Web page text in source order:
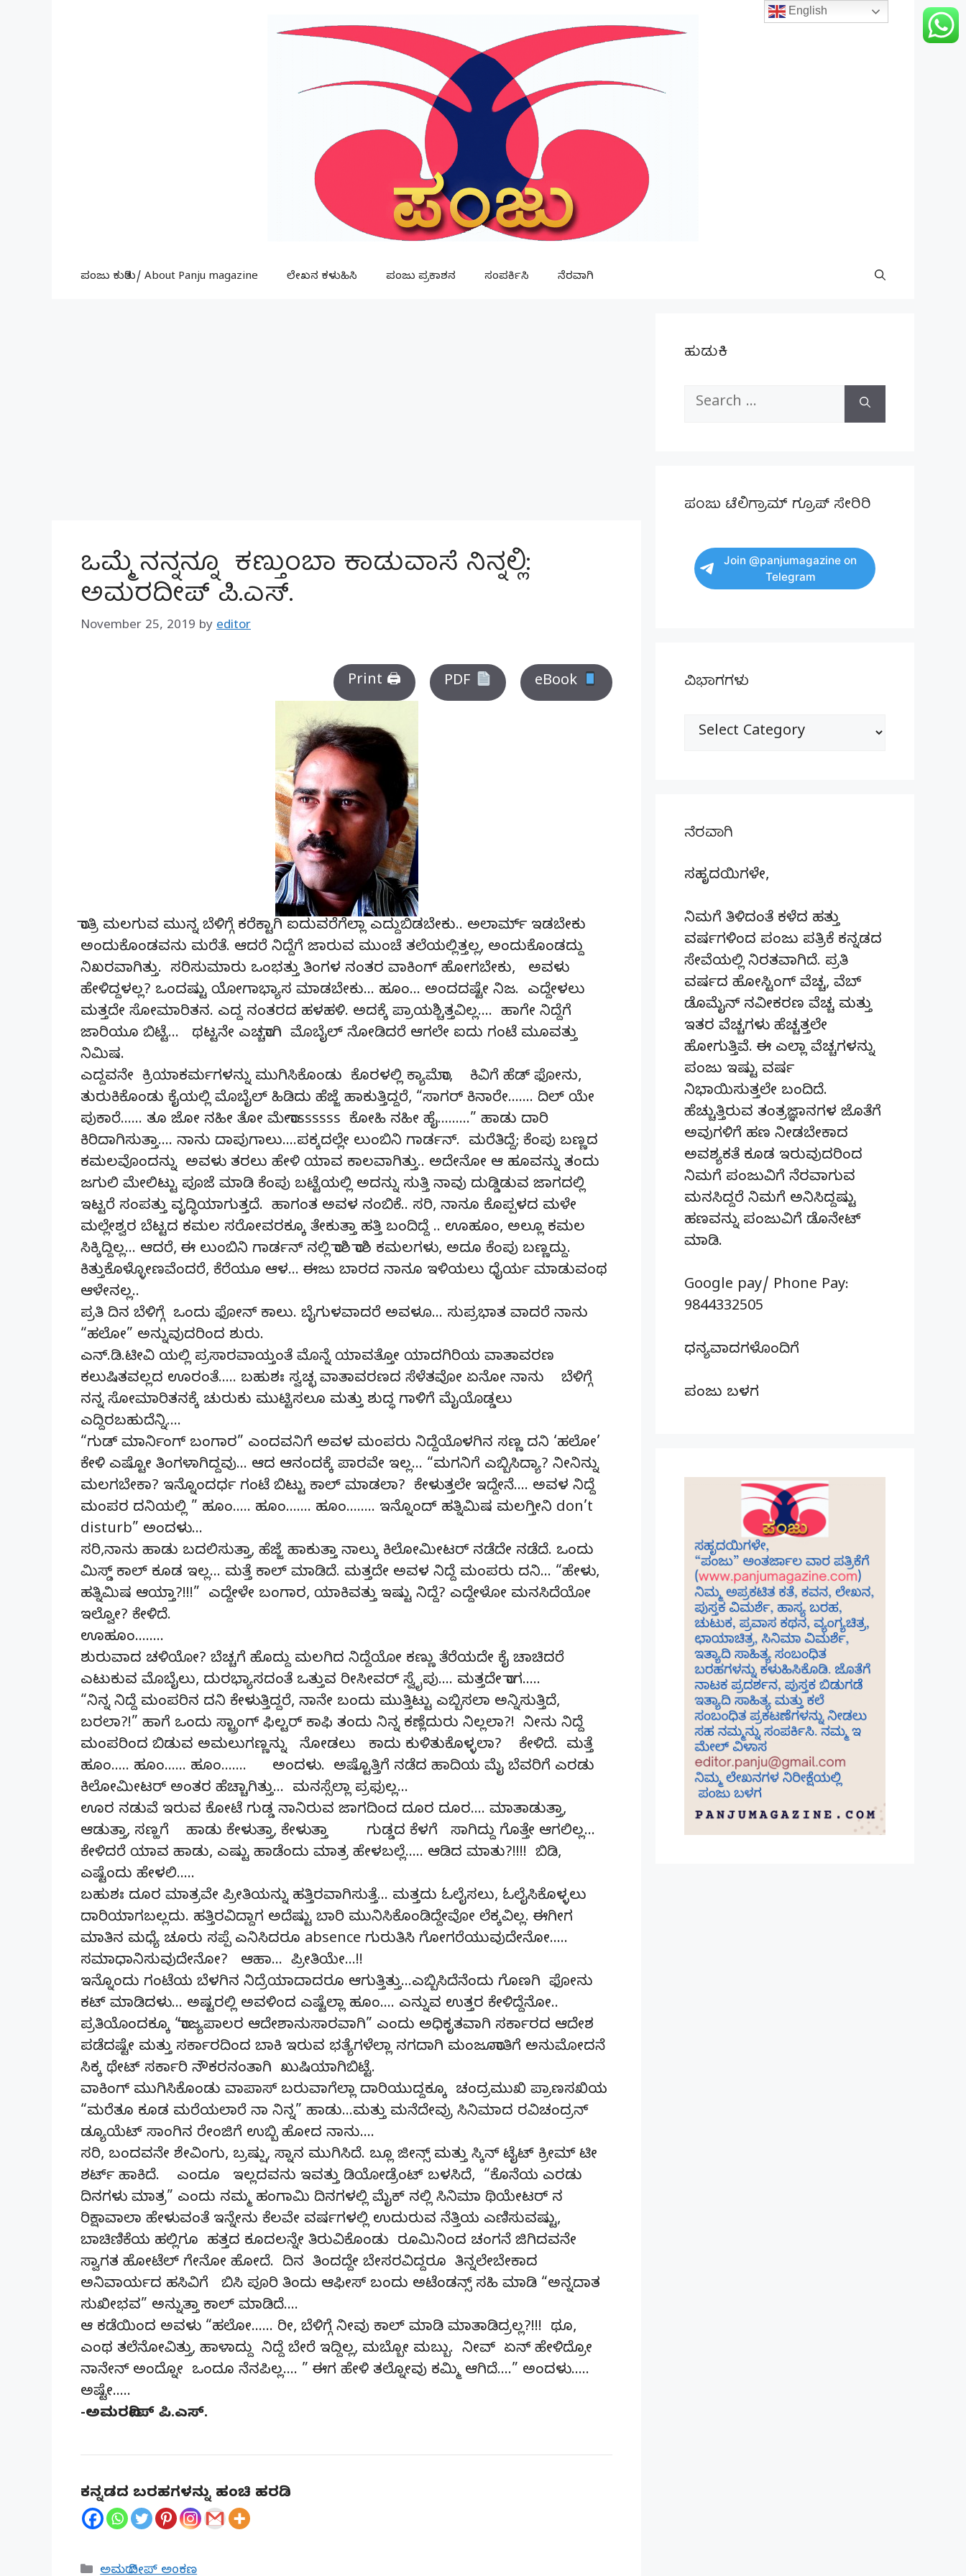
ಪಂಜು ಕುರಿತು/ About Panju magazine ಲೇಖನ ಕಳುಹಿಸಿ ಪಂಜು ಪ್ರಕಾಶನ ಸಂಪರ್ಕಿಸಿ ನೆರವಾಗಿ
ಒಮ್ಮೆ ನನ್ನನ್ನೂ ಕಣ್ತುಂಬಾ ಕಾಡುವಾಸೆ ನಿನ್ನಲ್ಲಿ:
ಅಮರದೀಪ್ ಪಿ.ಎಸ್.
November 25, 2019 by editor
Print 🖨 PDF eBook
ರಾತ್ರಿ ಮಲಗುವ ಮುನ್ನ ಬೆಳಿಗ್ಗೆ ಕರೆಕ್ಟಾಗಿ ಐದುವರೆಗೆಲ್ಲಾ ಎದ್ದುಬಿಡಬೇಕು.. ಅಲಾರ್ಮ್ ಇಡಬೇಕು
ಅಂದುಕೊಂಡವನು ಮರೆತೆ. ಆದರೆ ನಿದ್ದೆಗೆ ಜಾರುವ ಮುಂಚೆ ತಲೆಯಲ್ಲಿತ್ತಲ್ಲ, ಅಂದುಕೊಂಡದ್ದು
ನಿಖರವಾಗಿತ್ತು. ಸರಿಸುಮಾರು ಒಂಭತ್ತು ತಿಂಗಳ ನಂತರ ವಾಕಿಂಗ್ ಹೋಗಬೇಕು, ಅವಳು
ಹೇಳಿದ್ದಳಲ್ಲ? ಒಂದಷ್ಟು ಯೋಗಾಭ್ಯಾಸ ಮಾಡಬೇಕು… ಹೂಂ… ಅಂದದಷ್ಟೇ ನಿಜ. ಎದ್ದೇಳಲು
ಮತ್ತದೇ ಸೋಮಾರಿತನ. ಎದ್ದ ನಂತರದ ಹಳಹಳಿ. ಅದಕ್ಕೆ ಪ್ರಾಯಶ್ಚಿತ್ತವಿಲ್ಲ…. ಹಾಗೇ ನಿದ್ದೆಗೆ
ಜಾರಿಯೂ ಬಿಟ್ಟೆ… ಥಟ್ಟನೇ ಎಚ್ಚರಾಗಿ ಮೊಬೈಲ್ ನೋಡಿದರೆ ಆಗಲೇ ಐದು ಗಂಟೆ ಮೂವತ್ತು
ನಿಮಿಷ.
ಎದ್ದವನೇ ಕ್ರಿಯಾಕರ್ಮಗಳನ್ನು ಮುಗಿಸಿಕೊಂಡು ಕೊರಳಲ್ಲಿ ಕ್ಯಾಮೆರಾ, ಕಿವಿಗೆ ಹೆಡ್ ಫೋನು,
ತುರುಕಿಕೊಂಡು ಕೈಯಲ್ಲಿ ಮೊಬೈಲ್ ಹಿಡಿದು ಹೆಜ್ಜೆ ಹಾಕುತ್ತಿದ್ದರೆ, “ಸಾಗರ್ ಕಿನಾರೇ……. ದಿಲ್ ಯೇ
ಪುಕಾರೆ…… ತೂ ಜೋ ನಹೀ ತೋ ಮೇರಾssssss ಕೋಹಿ ನಹೀ ಹೈ………” ಹಾಡು ದಾರಿ
ಕಿರಿದಾಗಿಸುತ್ತಾ…. ನಾನು ದಾಪುಗಾಲು….ಪಕ್ಕದಲ್ಲೇ ಲುಂಬಿನಿ ಗಾರ್ಡನ್. ಮರೆತಿದ್ದೆ; ಕೆಂಪು ಬಣ್ಣದ
ಕಮಲವೊಂದನ್ನು ಅವಳು ತರಲು ಹೇಳಿ ಯಾವ ಕಾಲವಾಗಿತ್ತು.. ಅದೇನೋ ಆ ಹೂವನ್ನು ತಂದು
ಜಗುಲಿ ಮೇಲಿಟ್ಟು ಪೂಜೆ ಮಾಡಿ ಕೆಂಪು ಬಟ್ಟೆಯಲ್ಲಿ ಅದನ್ನು ಸುತ್ತಿ ನಾವು ದುಡ್ಡಿಡುವ ಜಾಗದಲ್ಲಿ
ಇಟ್ಟರೆ ಸಂಪತ್ತು ವೃದ್ಧಿಯಾಗುತ್ತದೆ. ಹಾಗಂತ ಅವಳ ನಂಬಿಕೆ.. ಸರಿ, ನಾನೂ ಕೊಪ್ಪಳದ ಮಳೇ
ಮಲ್ಲೇಶ್ವರ ಬೆಟ್ಟದ ಕಮಲ ಸರೋವರಕ್ಕೂ ತೇಕುತ್ತಾ ಹತ್ತಿ ಬಂದಿದ್ದೆ .. ಊಹೂಂ, ಅಲ್ಲೂ ಕಮಲ
ಸಿಕ್ಕಿದ್ದಿಲ್ಲ… ಆದರೆ, ಈ ಲುಂಬಿನಿ ಗಾರ್ಡನ್ ನಲ್ಲಿ ರಾಶಿ ರಾಶಿ ಕಮಲಗಳು, ಅದೂ ಕೆಂಪು ಬಣ್ಣದ್ದು.
ಕಿತ್ತುಕೊಳ್ಳೋಣವೆಂದರೆ, ಕೆರೆಯೂ ಆಳ… ಈಜು ಬಾರದ ನಾನೂ ಇಳಿಯಲು ಧೈರ್ಯ ಮಾಡುವಂಥ
ಆಳೇನಲ್ಲ..
ಪ್ರತಿ ದಿನ ಬೆಳಿಗ್ಗೆ ಒಂದು ಫೋನ್ ಕಾಲು. ಬೈಗುಳವಾದರೆ ಅವಳೂ… ಸುಪ್ರಭಾತ ವಾದರೆ ನಾನು
“ಹಲೋ” ಅನ್ನುವುದರಿಂದ ಶುರು.
ಎನ್.ಡಿ.ಟೀವಿ ಯಲ್ಲಿ ಪ್ರಸಾರವಾಯ್ತಂತೆ ಮೊನ್ನೆ ಯಾವತ್ತೋ ಯಾದಗಿರಿಯ ವಾತಾವರಣ
ಕಲುಷಿತವಲ್ಲದ ಊರಂತೆ….. ಬಹುಶಃ ಸ್ವಚ್ಛ ವಾತಾವರಣದ ಸೆಳೆತವೋ ಏನೋ ನಾನು ಬೆಳಿಗ್ಗೆ
ನನ್ನ ಸೋಮಾರಿತನಕ್ಕೆ ಚುರುಕು ಮುಟ್ಟಿಸಲೂ ಮತ್ತು ಶುದ್ಧ ಗಾಳಿಗೆ ಮೈಯೊಡ್ಡಲು
ಎದ್ದಿರಬಹುದೆನ್ನಿ….
“ಗುಡ್ ಮಾರ್ನಿಂಗ್ ಬಂಗಾರ” ಎಂದವನಿಗೆ ಅವಳ ಮಂಪರು ನಿದ್ದೆಯೊಳಗಿನ ಸಣ್ಣ ದನಿ ‘ಹಲೋ’
ಕೇಳಿ ಎಷ್ಟೋ ತಿಂಗಳಾಗಿದ್ದವು… ಆದ ಆನಂದಕ್ಕೆ ಪಾರವೇ ಇಲ್ಲ… “ಮಗನಿಗೆ ಎಬ್ಬಿಸಿದ್ಯಾ? ನೀನಿನ್ನು
ಮಲಗಬೇಕಾ? ಇನ್ನೊಂದರ್ಧ ಗಂಟೆ ಬಿಟ್ಟು ಕಾಲ್ ಮಾಡಲಾ? ಕೇಳುತ್ತಲೇ ಇದ್ದೇನೆ…. ಅವಳ ನಿದ್ದೆ
ಮಂಪರ ದನಿಯಲ್ಲಿ ” ಹೂಂ….. ಹೂಂ……. ಹೂಂ…….. ಇನ್ನೊಂದ್ ಹತ್ನಿಮಿಷ ಮಲಗ್ತೀನಿ don’t
disturb” ಅಂದಳು…
ಸರಿ,‌ನಾನು ಹಾಡು ಬದಲಿಸುತ್ತಾ, ಹೆಜ್ಜೆ ಹಾಕುತ್ತಾ ನಾಲ್ಕು ಕಿಲೋಮೀಟರ್ ನಡೆದೇ ನಡೆದೆ. ಒಂದು
ಮಿಸ್ಡ್ ಕಾಲ್ ಕೂಡ ಇಲ್ಲ… ಮತ್ತೆ ಕಾಲ್ ಮಾಡಿದೆ. ಮತ್ತದೇ ಅವಳ ನಿದ್ದೆ ಮಂಪರು ದನಿ… “ಹೇಳು,
ಹತ್ನಿಮಿಷ ಆಯ್ತಾ?!!!” ಎದ್ದೇಳೇ ಬಂಗಾರ, ಯಾಕಿವತ್ತು ಇಷ್ಟು ನಿದ್ದೆ? ಎದ್ದೇಳೋ ಮನಸಿದೆಯೋ
ಇಲ್ವೋ? ಕೇಳಿದೆ.
ಊಹೂಂ……..
ಶುರುವಾದ ಚಳಿಯೋ? ಬೆಚ್ಚಗೆ ಹೊದ್ದು ಮಲಗಿದ ನಿದ್ದೆಯೋ ಕಣ್ಣು ತೆರೆಯದೇ ಕೈ ಚಾಚಿದರೆ
ಎಟುಕುವ ಮೊಬೈಲು, ದುರಭ್ಯಾಸದಂತೆ ಒತ್ತುವ ರೀಸೀವರ್ ಸ್ವೈಪು…. ಮತ್ತದೇ ರಾಗ…..
“ನಿನ್ನ ನಿದ್ದೆ ಮಂಪರಿನ ದನಿ ಕೇಳುತ್ತಿದ್ದರೆ, ನಾನೇ ಬಂದು ಮುತ್ತಿಟ್ಟು ಎಬ್ಬಿಸಲಾ ಅನ್ನಿಸುತ್ತಿದೆ,
ಬರಲಾ?!” ಹಾಗೆ ಒಂದು ಸ್ಟ್ರಾಂಗ್ ಫಿಲ್ಟರ್ ಕಾಫಿ ತಂದು ನಿನ್ನ ಕಣ್ಲೆದುರು ನಿಲ್ಲಲಾ?! ನೀನು ನಿದ್ದೆ
ಮಂಪರಿಂದ ಬಿಡುವ ಅಮಲುಗಣ್ಣನ್ನು ನೋಡಲು ಕಾದು ಕುಳಿತುಕೊಳ್ಳಲಾ? ಕೇಳಿದೆ. ಮತ್ತೆ
ಹೂಂ….. ಹೂಂ…… ಹೂಂ……. ಅಂದಳು. ಅಷ್ಟೊತ್ತಿಗೆ ನಡೆದ ಹಾದಿಯ ಮೈ ಬೆವರಿಗೆ ಎರಡು
ಕಿಲೋಮೀಟರ್ ಅಂತರ ಹೆಚ್ಚಾಗಿತ್ತು… ಮನಸ್ಸೆಲ್ಲಾ ಪ್ರಫುಲ್ಲ…
ಊರ ನಡುವೆ ಇರುವ ಕೋಟೆ ಗುಡ್ಡ ನಾನಿರುವ ಜಾಗದಿಂದ ದೂರ ದೂರ…. ಮಾತಾಡುತ್ತಾ,
ಆಡುತ್ತಾ, ಸಣ್ಹಗೆ ಹಾಡು ಕೇಳುತ್ತಾ, ಕೇಳುತ್ತಾ ಗುಡ್ಡದ ಕೆಳಗೆ ಸಾಗಿದ್ದು ಗೊತ್ತೇ ಆಗಲಿಲ್ಲ…
ಕೇಳಿದರೆ ಯಾವ ಹಾಡು, ಎಷ್ಟು ಹಾಡೆಂದು ಮಾತ್ರ ಹೇಳಬಲ್ಲೆ….. ಆಡಿದ ಮಾತು?!!!! ಬಿಡಿ,‌
ಎಷ್ಟೆಂದು ಹೇಳಲಿ…..
ಬಹುಶಃ ದೂರ ಮಾತ್ರವೇ ಪ್ರೀತಿಯನ್ನು ಹತ್ತಿರವಾಗಿಸುತ್ತೆ… ಮತ್ತದು ಓಲೈಸಲು, ಓಲೈಸಿಕೊಳ್ಳಲು
ದಾರಿಯಾಗಬಲ್ಲದು. ಹತ್ತಿರವಿದ್ದಾಗ ಅದೆಷ್ಟು ಬಾರಿ ಮುನಿಸಿಕೊಂಡಿದ್ದೇವೋ ಲೆಕ್ಕವಿಲ್ಲ. ಈಗೀಗ
ಮಾತಿನ ಮಧ್ಯೆ ಚೂರು ಸಪ್ಪೆ ಎನಿಸಿದರೂ absence ಗುರುತಿಸಿ ಗೋಗರೆಯುವುದೇನೋ…..
ಸಮಾಧಾನಿಸುವುದೇನೋ? ಆಹಾ… ಪ್ರೀತಿಯೇ…!!
ಇನ್ನೊಂದು ಗಂಟೆಯ ಬೆಳಗಿನ ನಿದ್ರೆಯಾದಾದರೂ ಆಗುತ್ತಿತ್ತು…ಎಬ್ಬಿಸಿದೆನೆಂದು ಗೊಣಗಿ ಫೋನು
ಕಟ್ ಮಾಡಿದಳು… ಅಷ್ಟರಲ್ಲಿ ಅವಳಿಂದ‌ ಎಷ್ಟೆಲ್ಲಾ ಹೂಂ…. ಎನ್ನುವ ಉತ್ತರ ಕೇಳಿದ್ದೆನೋ..
ಪ್ರತಿಯೊಂದಕ್ಕೂ “ರಾಜ್ಯಪಾಲರ ಆದೇಶಾನುಸಾರವಾಗಿ” ಎಂದು ಅಧಿಕೃತವಾಗಿ ಸರ್ಕಾರದ ಆದೇಶ
ಪಡೆದಷ್ಟೇ ಮತ್ತು ಸರ್ಕಾರದಿಂದ ಬಾಕಿ ಇರುವ ಭತ್ಯೆಗಳೆಲ್ಲಾ ನಗದಾಗಿ ಮಂಜೂರಾತಿಗೆ ಅನುಮೋದನೆ
ಸಿಕ್ಕ ಥೇಟ್ ಸರ್ಕಾರಿ ನೌಕರನಂತಾಗಿ ಖುಷಿಯಾಗಿಬಿಟ್ಟೆ.
ವಾಕಿಂಗ್ ಮುಗಿಸಿಕೊಂಡು ವಾಪಾಸ್ ಬರುವಾಗೆಲ್ಲಾ ದಾರಿಯುದ್ದಕ್ಕೂ ಚಂದ್ರಮುಖಿ ಪ್ರಾಣಸಖಿಯ
“ಮರೆತೂ ಕೂಡ ಮರೆಯಲಾರೆ ನಾ ನಿನ್ನ” ಹಾಡು…ಮತ್ತು ಮನೆದೇವ್ರು ಸಿನಿಮಾದ ರವಿಚಂದ್ರನ್
ಡ್ಯೂಯೆಟ್ ಸಾಂಗಿನ ರೇಂಜಿಗೆ ಉಬ್ಬಿ ಹೋದ ನಾನು….
ಸರಿ, ಬಂದವನೇ ಶೇವಿಂಗು, ಬ್ರಷ್ಷು, ಸ್ನಾನ ಮುಗಿಸಿದೆ. ಬ್ಲೂ ಜೀನ್ಸ್ ಮತ್ತು ಸ್ಕಿನ್ ಟೈಟ್ ಕ್ರೀಮ್ ಟೀ
ಶರ್ಟ್ ಹಾಕಿದೆ. ಎಂದೂ ಇಲ್ಲದವನು ಇವತ್ತು ಡಿಯೋಡ್ರೆಂಟ್ ಬಳಸಿದೆ, “ಕೊನೆಯ ಎರಡು
ದಿನಗಳು ಮಾತ್ರ” ಎಂದು ನಮ್ಮ ಹಂಗಾಮಿ ದಿನಗಳಲ್ಲಿ ಮೈಕ್ ನಲ್ಲಿ ಸಿನಿಮಾ ಥಿಯೇಟರ್ ನ
ರಿಕ್ಷಾವಾಲಾ ಹೇಳುವಂತೆ ಇನ್ನೇನು ಕೆಲವೇ ವರ್ಷಗಳಲ್ಲಿ ಉದುರುವ ನೆತ್ತಿಯ ಎಣಿಸುವಷ್ಟು,
ಬಾಚಿಣಿಕೆಯ ಹಲ್ಲಿಗೂ ಹತ್ತದ ಕೂದಲನ್ನೇ ತಿರುವಿಕೊಂಡು ರೂಮಿನಿಂದ ಚಂಗನೆ ಜಿಗಿದವನೇ
ಸ್ವಾಗತ ಹೋಟೆಲ್ ಗೇನೋ ಹೋದೆ. ದಿನ ತಿಂದದ್ದೇ ಬೇಸರವಿದ್ದರೂ ತಿನ್ನಲೇಬೇಕಾದ
ಅನಿವಾರ್ಯದ ಹಸಿವಿಗೆ ಬಿಸಿ ಪೂರಿ ತಿಂದು ಆಫೀಸ್ ಬಂದು ಅಟೆಂಡನ್ಸ್ ಸಹಿ ಮಾಡಿ “ಅನ್ನದಾತ
ಸುಖೀಭವ” ಅನ್ನುತ್ತಾ ಕಾಲ್ ಮಾಡಿದೆ….
ಆ ಕಡೆಯಿಂದ ಅವಳು “ಹಲೋ…… ರೀ,‌ ಬೆಳಿಗ್ಗೆ ನೀವು ಕಾಲ್ ಮಾಡಿ ಮಾತಾಡಿದ್ರಲ್ಲ?!!! ಥೂ,
ಎಂಥ ತಲೆನೋವಿತ್ತು, ಹಾಳಾದ್ದು ನಿದ್ದೆ ಬೇರೆ ಇದ್ದಿಲ್ಲ, ಮಬ್ಬೋ ಮಬ್ಬು. ನೀವ್ ಏನ್ ಹೇಳಿದ್ರೋ
ನಾನೇನ್ ಅಂದ್ನೋ ಒಂದೂ ನೆನಪಿಲ್ಲ…. ” ಈಗ ಹೇಳಿ ತಲ್ನೋವು ಕಮ್ಮಿ ಆಗಿದೆ….” ಅಂದಳು…..
ಅಷ್ಟೇ…..
-ಅಮರದೀಪ್ ಪಿ.ಎಸ್.
ಕನ್ನಡದ ಬರಹಗಳನ್ನು ಹಂಚಿ ಹರಡಿ
Categories
ಅಮರ್ ದೀಪ್ ಅಂಕಣ
ಹುಡುಕಿ
Search
ಪಂಜು ಟೆಲಿಗ್ರಾಮ್ ಗ್ರೂಪ್ ಸೇರಿರಿ
Join @panjumagazine on
Telegram
ವಿಭಾಗಗಳು
ವಿಭಾಗಗಳು
ನೆರವಾಗಿ
ಸಹೃದಯಿಗಳೇ,
ನಿಮಗೆ ತಿಳಿದಂತೆ ಕಳೆದ ಹತ್ತು
ವರ್ಷಗಳಿಂದ ಪಂಜು ಪತ್ರಿಕೆ ಕನ್ನಡದ
ಸೇವೆಯಲ್ಲಿ ನಿರತವಾಗಿದೆ. ಪ್ರತಿ
ವರ್ಷದ ಹೋಸ್ಟಿಂಗ್‌ ವೆಚ್ಚ, ವೆಬ್‌
ಡೊಮೈನ್‌ ನವೀಕರಣ ವೆಚ್ಚ ಮತ್ತು
ಇತರ ವೆಚ್ಚಗಳು ಹೆಚ್ಚತ್ತಲೇ
ಹೋಗುತ್ತಿವೆ. ಈ ಎಲ್ಲಾ ವೆಚ್ಚಗಳನ್ನು
ಪಂಜು ಇಷ್ಟು ವರ್ಷ
ನಿಭಾಯಿಸುತ್ತಲೇ ಬಂದಿದೆ.
ಹೆಚ್ಚುತ್ತಿರುವ ತಂತ್ರಜ್ಞಾನಗಳ ಜೊತೆಗೆ
ಅವುಗಳಿಗೆ ಹಣ ನೀಡಬೇಕಾದ
ಅವಶ್ಯಕತೆ ಕೂಡ ಇರುವುದರಿಂದ
ನಿಮಗೆ ಪಂಜುವಿಗೆ ನೆರವಾಗುವ
ಮನಸಿದ್ದರೆ ನಿಮಗೆ ಅನಿಸಿದ್ದಷ್ಟು
ಹಣವನ್ನು ಪಂಜುವಿಗೆ ಡೊನೇಟ್‌
ಮಾಡಿ.
Google pay/ Phone Pay:
9844332505
ಧನ್ಯವಾದಗಳೊಂದಿಗೆ
ಪಂಜು ಬಳಗ
English